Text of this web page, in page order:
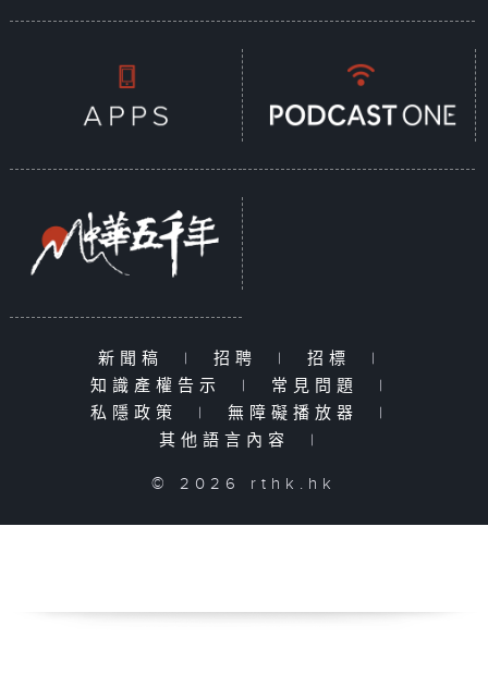
新聞稿 | 招聘 | 招標
|
知識產權告示
| 常見問題
|
私隱政策
| 無障礙播放器
|
其他語言內容
|
© 2026 rthk.hk